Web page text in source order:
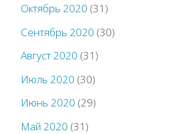
Октябрь 2020 (31)
Сентябрь 2020 (30)
Август 2020 (31)
Июль 2020 (30)
Июнь 2020 (29)
Май 2020 (31)